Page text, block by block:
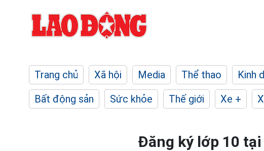
Trang chủ Xã hội Media Thể thao Kinh
Bất động sản
Sức khỏe Thế giới Xe +
Đăng ký lớp 10